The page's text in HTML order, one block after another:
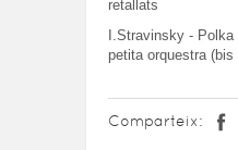
retallats
I.Stravinsky -
petita orquestra (bis
Comparteix: